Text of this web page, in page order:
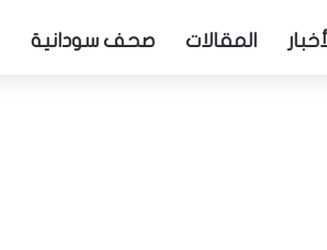
المقالات صحف سودانية